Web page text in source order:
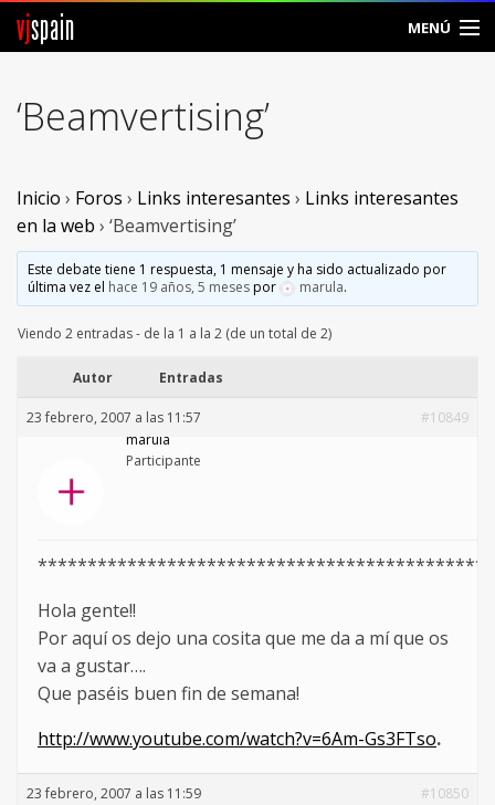
vjspain MENÚ
Foros
Vjspain
Ayuda
Contacto
‘Beamvertising’
Inicio › Foros › Links interesantes › Links interesantes
en la web › ‘Beamvertising’
Este debate tiene 1 respuesta, 1 mensaje y ha sido actualizado por
última vez el hace 19 años, 5 mesespor marula.
Viendo 2 entradas - de la 1 a la 2 (de un total de 2)
Autor Entradas
23 febrero, 2007 a las 11:57
#10849
marula
Participante
Hola gente!!
Por aquí os dejo una cosita que me da a mí que os
va a gustar….
Que paséis buen fin de semana!
http://www.youtube.com/watch?v=6Am-Gs3FTso.
23 febrero, 2007 a las 11:59
#10850